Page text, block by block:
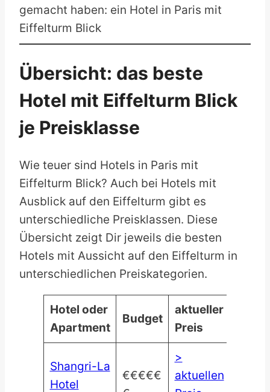
gemacht haben: ein Hotel in Paris mit
Eiffelturm Blick
Übersicht: das beste
Hotel mit Eiffelturm Blick
je Preisklasse
Wie teuer sind Hotels in Paris mit
Eiffelturm Blick? Auch bei Hotels mit
Ausblick auf den Eiffelturm gibt es
unterschiedliche Preisklassen. Diese
Übersicht zeigt Dir jeweils die besten
Hotels mit Aussicht auf den Eiffelturm in
unterschiedlichen Preiskategorien.
Hotel oder
Apartment
Budget
aktueller
Preis
Shangri-La
Hotel
€€€€€
>
aktuellen